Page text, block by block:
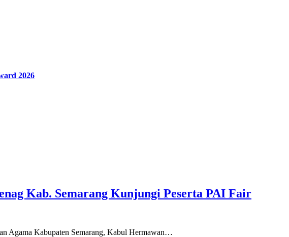
2026
Kab. Semarang Kunjungi Peserta PAI Fair
Agama Kabupaten Semarang, Kabul Hermawan…